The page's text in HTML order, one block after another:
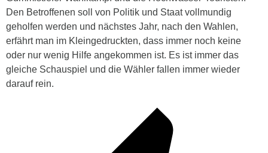
Den Betroffenen soll von Politik und Staat vollmundig
geholfen werden und nächstes Jahr, nach den Wahlen,
erfährt man im Kleingedruckten, dass immer noch keine
oder nur wenig Hilfe angekommen ist. Es ist immer das
gleiche Schauspiel und die Wähler fallen immer wieder
darauf rein.